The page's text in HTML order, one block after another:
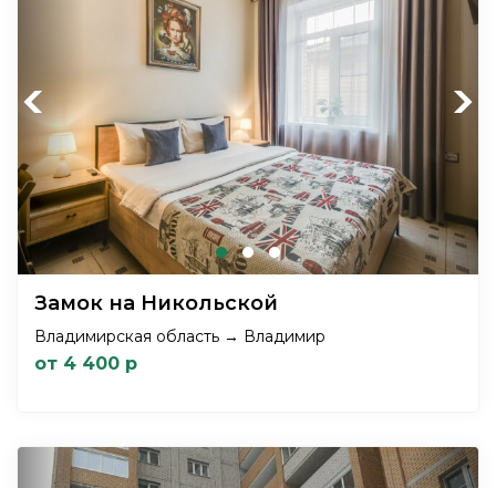
Previous Next
Замок на Никольской
Владимирская область → Владимир
от 4 400 р